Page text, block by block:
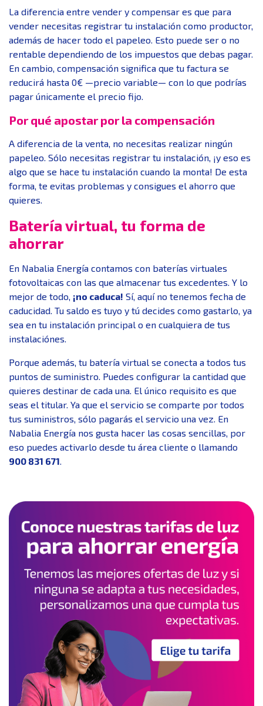
La diferencia entre vender y compensar es que para
vender necesitas registrar tu instalación como productor,
además de hacer todo el papeleo. Esto puede ser o no
rentable dependiendo de los impuestos que debas pagar.
En cambio, compensación significa que tu factura se
reducirá hasta 0€ —precio variable— con lo que podrías
pagar únicamente el precio fijo.
Por qué apostar por la compensación
A diferencia de la venta, no necesitas realizar ningún
papeleo. Sólo necesitas registrar tu instalación, ¡y eso es
algo que se hace tu instalación cuando la monta! De esta
forma, te evitas problemas y consigues el ahorro que
quieres.
Batería virtual, tu forma de
ahorrar
En Nabalia Energía contamos con baterías virtuales
fotovoltaicas con las que almacenar tus excedentes. Y lo
mejor de todo, ¡no caduca! Sí, aquí no tenemos fecha de
caducidad. Tu saldo es tuyo y tú decides como gastarlo, ya
sea en tu instalación principal o en cualquiera de tus
instalaciónes.
Porque además, tu batería virtual se conecta a todos tus
puntos de suministro. Puedes configurar la cantidad que
quieres destinar de cada una. El único requisito es que
seas el titular. Ya que el servicio se comparte por todos
tus suministros, sólo pagarás el servicio una vez. En
Nabalia Energía nos gusta hacer las cosas sencillas, por
eso puedes activarlo desde tu área cliente o llamando
900 831 671.